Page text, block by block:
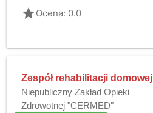
gradeOcena: 0.0
Zespół rehabilitacji domowej
Niepubliczny Zakład Opieki
Zdrowotnej "CERMED"